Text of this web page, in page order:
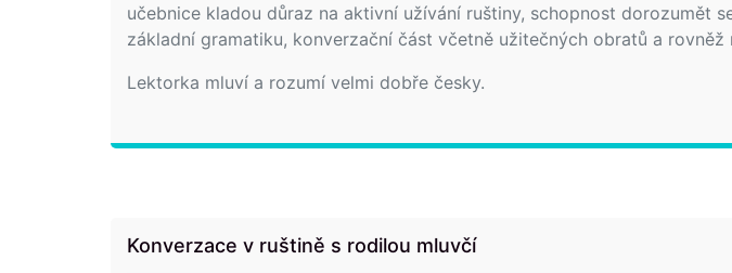
učebnice kladou důraz na aktivní užívání ruštiny, schopnost dorozumět
základní gramatiku, konverzační část včetně užitečných obratů a
Lektorka mluví a rozumí velmi dobře česky.
Konverzace v ruštině s rodilou mluvčí